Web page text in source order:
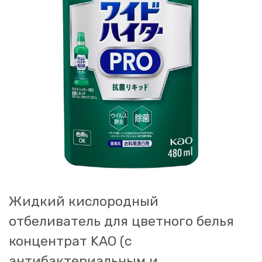
Жидкий кислородный
отбеливатель для цветного белья
концентрат KAO (с